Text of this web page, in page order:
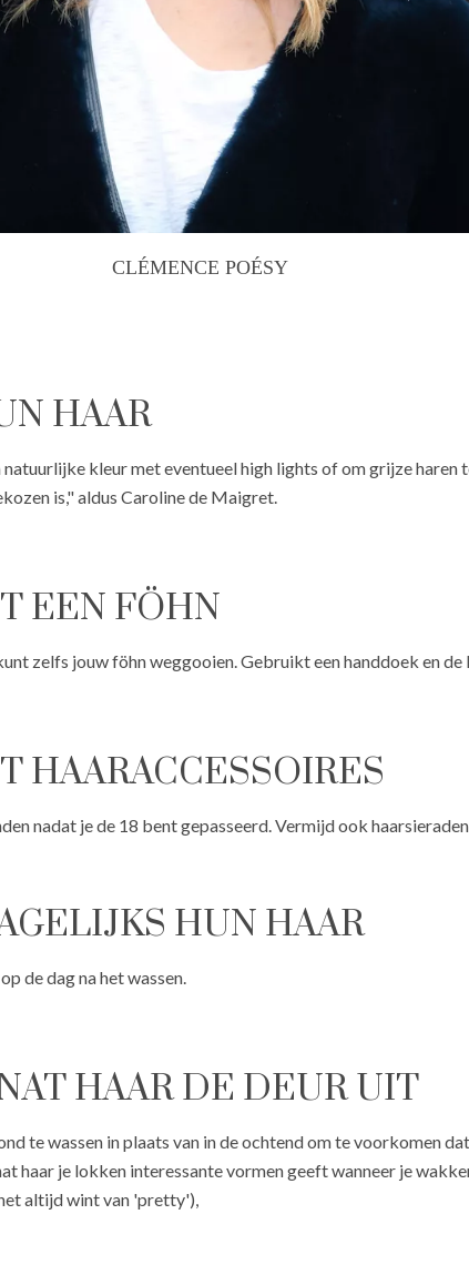
CLÉMENCE POÉSY
HAAR
natuurlijke kleur met eventueel high lights of om grijze
is," aldus Caroline de Maigret.
EEN FÖHN
zelfs jouw föhn weggooien. Gebruikt een handdoek en
HAARACCESSOIRES
nadat je de 18 bent gepasseerd. Vermijd ook
HUN HAAR
de dag na het wassen.
HAAR DE DEUR UIT
te wassen in plaats van in de ochtend om te voorkomen
haar je lokken interessante vormen geeft wanneer je
altijd wint van 'pretty'),